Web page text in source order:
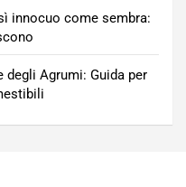
innocuo come sembra:
Agrumi: Guida per